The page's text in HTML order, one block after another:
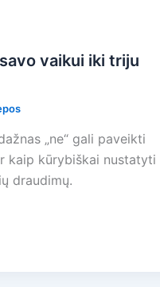
vaikui iki triju
„ne“ gali paveikti
kaip kūrybiškai nustatyti
draudimų.